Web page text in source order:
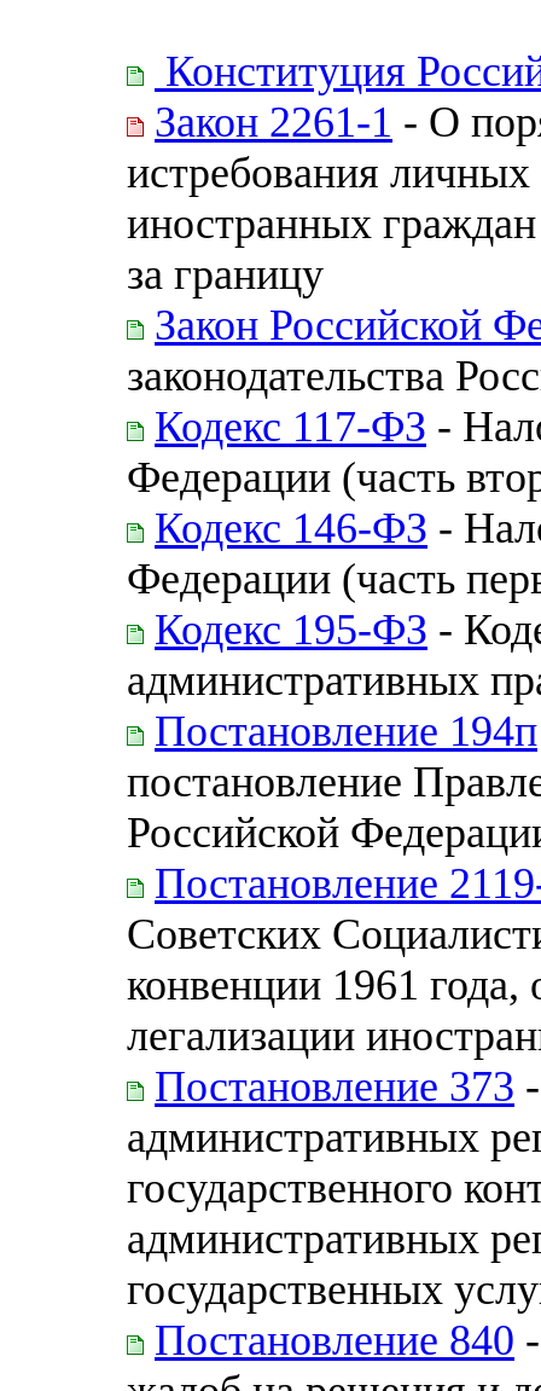
Конституция
Закон 2261-1 - О
истребования
иностранных
за границу
Закон Российской
законодательства
Кодекс 117-ФЗ -
Федерации (часть
Кодекс 146-ФЗ -
Федерации (часть
Кодекс 195-ФЗ -
административных
Постановление 194п
постановление
Российской
Постановление
Советских
конвенции 1961
легализации
Постановление 373
административных
государственного
административных
государственных
Постановление 840